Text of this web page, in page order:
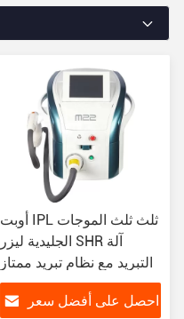
أوبت IPL ثلث ثلث الموجات
الجليدية ليزر SHR آلة
التبريد مع نظام تبريد ممتاز
احصل على أفضل سعر